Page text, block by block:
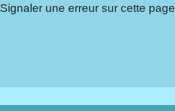
Signaler une erreur sur cette page